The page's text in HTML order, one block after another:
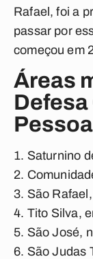
Rafael, foi a
passar por
começou em
Áreas
Pessoa
Saturnino
São
Tito Silva,
São José,
São Judas